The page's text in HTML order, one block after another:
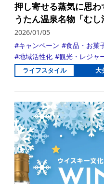
押し寄せる蒸気に思
うたん温泉名物「むし
2026/01/05
キャンペーン
食品・お菓
地域活性化
観光・レジャ
ライフスタイル 大